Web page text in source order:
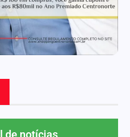
de notícias